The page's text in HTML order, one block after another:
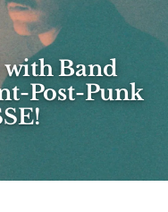
with Band
Post-Punk